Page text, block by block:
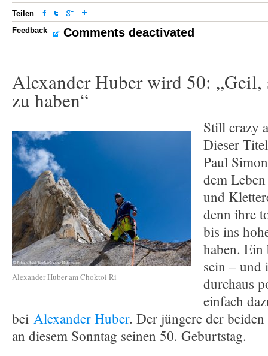
Teilen
Feedback
Comments deactivated
Alexander Huber wird 50: „Geil,
zu haben“
Alexander Huber am Choktoi Ri
Still crazy
Dieser
Paul
dem
und
denn ihre
bis ins
haben.
sein – und
durchaus
einfach
bei Alexander Huber. Der jüngere der beiden
an diesem Sonntag seinen 50. Geburtstag.